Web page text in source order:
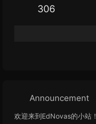
306
Announcement
欢迎来到EdNovas的小站！